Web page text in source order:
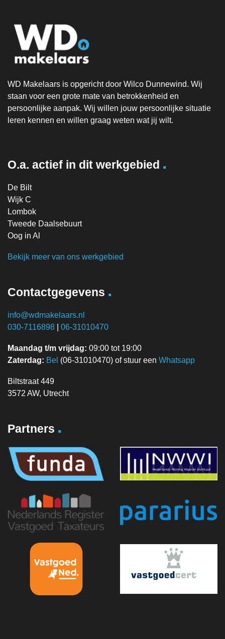
WD Makelaars is opgericht door Wilco Dunnewind. Wij
staan voor een grote mate van betrokkenheid en
persoonlijke aanpak. Wij willen jouw persoonlijke situatie
leren kennen en willen graag weten wat jij wilt.
O.a. actief in dit werkgebied .
De Bilt
Wijk C
Lombok
Tweede Daalsebuurt
Oog in Al
Bekijk meer van ons werkgebied
Contactgegevens .
info@wdmakelaars.nl
030-7116898
06-31010470
Maandag t/m vrijdag: 09:00 tot 19:00
Zaterdag: Bel (06-31010470) of stuur een Whatsapp
Biltstraat 449
3572 AW, Utrecht
Partners .